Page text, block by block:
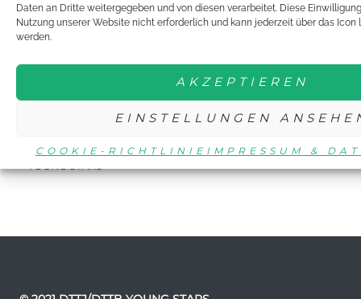
Daten an Dritte weitergegeben und von diesen verarbeitet. Diese
Nutzung unserer Website nicht erforderlich und kann jederzeit über das Icon
werden.
AKZEPTIEREN
EINSTELLUNGEN
COOKIE-RICHTLINIE IMPRESSUM &
EVENTS
MITMACHEN
BUNDESFREIWILLIGENDIENST
YOUNG STARS